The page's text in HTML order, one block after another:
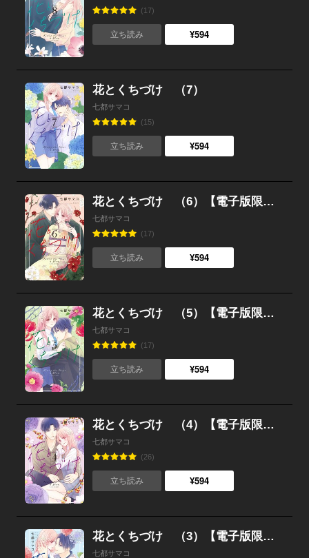
(17)
立ち読み ¥594
花とくちづけ （7）
七都サマコ
(15)
立ち読み ¥594
花とくちづけ （6）【電子版限定：キスたっぷりのいちゃラブ描き下ろしつき】
七都サマコ
(17)
立ち読み ¥594
花とくちづけ （5）【電子版限定：甘々すぎ★いちゃラブ描き下ろしつき】
七都サマコ
(17)
立ち読み ¥594
花とくちづけ （4）【電子版限定：糖度MAX★いちゃラブ描き下ろしつき】
七都サマコ
(26)
立ち読み ¥594
花とくちづけ （3）【電子版限定：糖度MAX！いちゃラブ描き下ろしつき】
七都サマコ